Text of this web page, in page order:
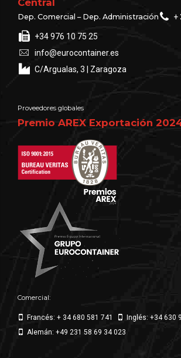
Central
Dep. Comercial – Dep. Administración +
+34 976 10 75 25
info@eurocontainer.es
C/Argualas, 3 | Zaragoza
Proveedores globales
Premio AREX Exportación
Comercial:
Francés: + 34 680 581 741
Inglés: +34 630
Alemán: +49 231 58 69 34 023